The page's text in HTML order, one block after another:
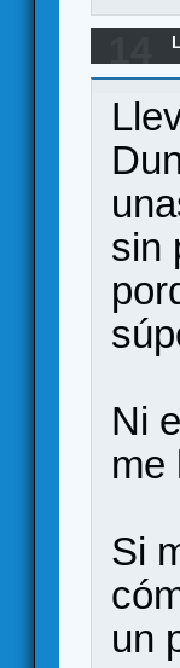
sin
Ni
me
Si
un